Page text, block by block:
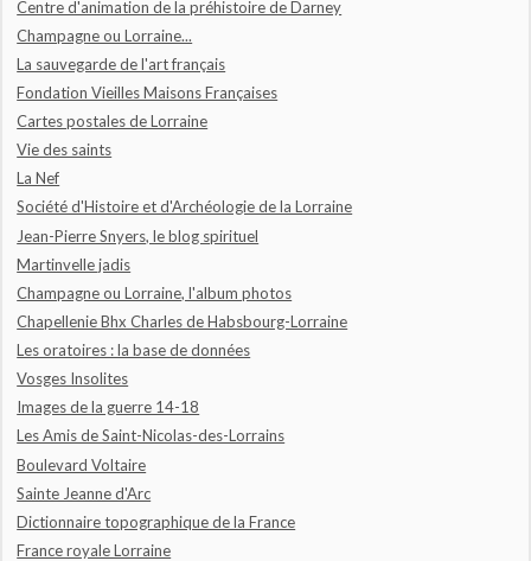
Centre d'animation de la préhistoire de Darney
Champagne ou Lorraine...
La sauvegarde de l'art français
Fondation Vieilles Maisons Françaises
Cartes postales de Lorraine
Vie des saints
La Nef
Société d'Histoire et d'Archéologie de la Lorraine
Jean-Pierre Snyers, le blog spirituel
Martinvelle jadis
Champagne ou Lorraine, l'album photos
Chapellenie Bhx Charles de Habsbourg-Lorraine
Les oratoires : la base de données
Vosges Insolites
Images de la guerre 14-18
Les Amis de Saint-Nicolas-des-Lorrains
Boulevard Voltaire
Sainte Jeanne d'Arc
Dictionnaire topographique de la France
France royale Lorraine